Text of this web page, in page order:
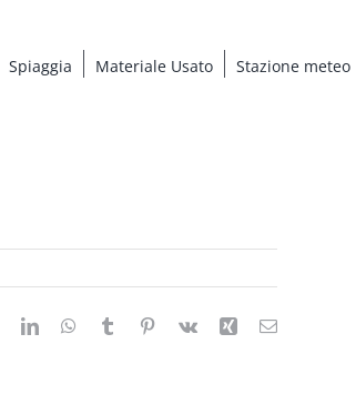
Spiaggia Materiale Usato Stazione meteo
LinkedInWhatsApp
Tumblr Pinterest
Vk Xing Email